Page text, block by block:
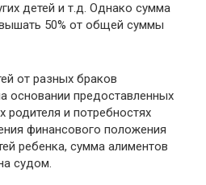
детей и т.д. Однако сумма
50% от общей суммы
от разных браков
основании предоставленных
родителя и потребностях
финансового положения
ребенка, сумма алиментов
судом.